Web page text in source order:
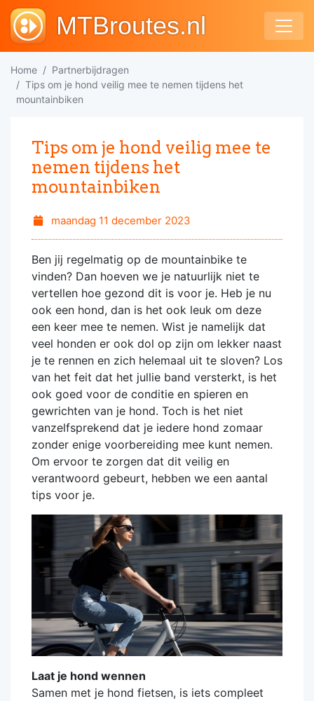
MTBroutes.nl
Home
Partnerbijdragen
Tips om je hond veilig mee te nemen tijdens het
mountainbiken
Tips om je hond veilig mee te
nemen tijdens het
mountainbiken
maandag 11 december 2023
Ben jij regelmatig op de mountainbike te
vinden? Dan hoeven we je natuurlijk niet te
vertellen hoe gezond dit is voor je. Heb je nu
ook een hond, dan is het ook leuk om deze
een keer mee te nemen. Wist je namelijk dat
veel honden er ook dol op zijn om lekker naast
je te rennen en zich helemaal uit te sloven? Los
van het feit dat het jullie band versterkt, is het
ook goed voor de conditie en spieren en
gewrichten van je hond. Toch is het niet
vanzelfsprekend dat je iedere hond zomaar
zonder enige voorbereiding mee kunt nemen.
Om ervoor te zorgen dat dit veilig en
verantwoord gebeurt, hebben we een aantal
tips voor je.
Laat je hond wennen
Samen met je hond fietsen, is iets compleet